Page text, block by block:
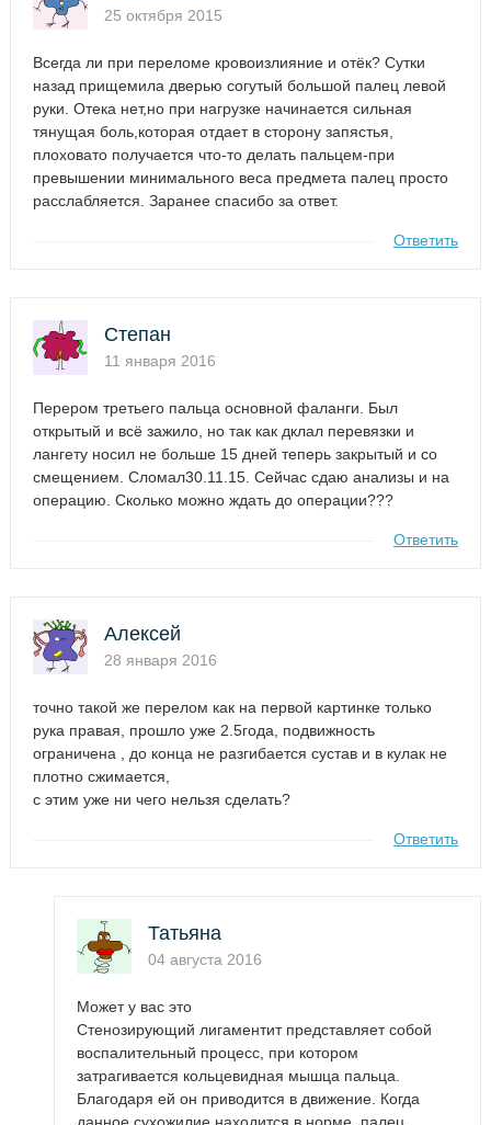
25 октября 2015
Всегда ли при переломе кровоизлияние и отёк? Сутки
назад прищемила дверью согутый большой палец левой
руки. Отека нет,но при нагрузке начинается сильная
тянущая боль,которая отдает в сторону запястья,
плоховато получается что-то делать пальцем-при
превышении минимального веса предмета палец просто
расслабляется. Заранее спасибо за ответ.
Ответить
Степан
11 января 2016
Перером третьего пальца основной фаланги. Был
открытый и всё зажило, но так как дклал перевязки и
лангету носил не больше 15 дней теперь закрытый и со
смещением. Сломал30.11.15. Сейчас сдаю анализы и на
операцию. Сколько можно ждать до операции???
Ответить
Алексей
28 января 2016
точно такой же перелом как на первой картинке только
рука правая, прошло уже 2.5года, подвижность
ограничена , до конца не разгибается сустав и в кулак не
плотно сжимается,
с этим уже ни чего нельзя сделать?
Ответить
Татьяна
04 августа 2016
Может у вас это
Стенозирующий лигаментит представляет собой
воспалительный процесс, при котором
затрагивается кольцевидная мышца пальца.
Благодаря ей он приводится в движение. Когда